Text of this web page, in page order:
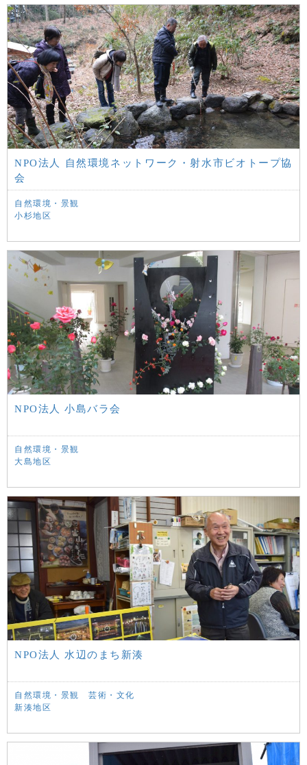
NPO法人 自然環境ネットワーク・射水市ビオトープ協
会
自然環境・景観
小杉地区
NPO法人 小島バラ会
自然環境・景観
大島地区
NPO法人 水辺のまち新湊
自然環境・景観
芸術・文化
新湊地区